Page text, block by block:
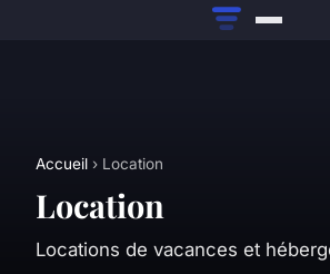
Accueil › Location
Location
Locations de vacances et